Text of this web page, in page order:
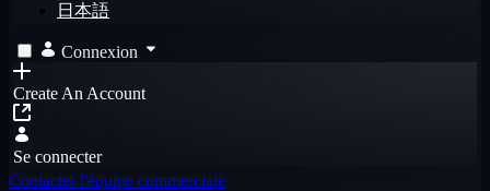
日本語
Connexion
Create An Account
Se connecter
Contacter l'équipe commerciale